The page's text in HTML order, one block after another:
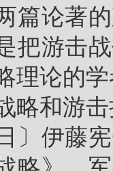
篇论著
把游击
理论的
略和游
日〕伊藤